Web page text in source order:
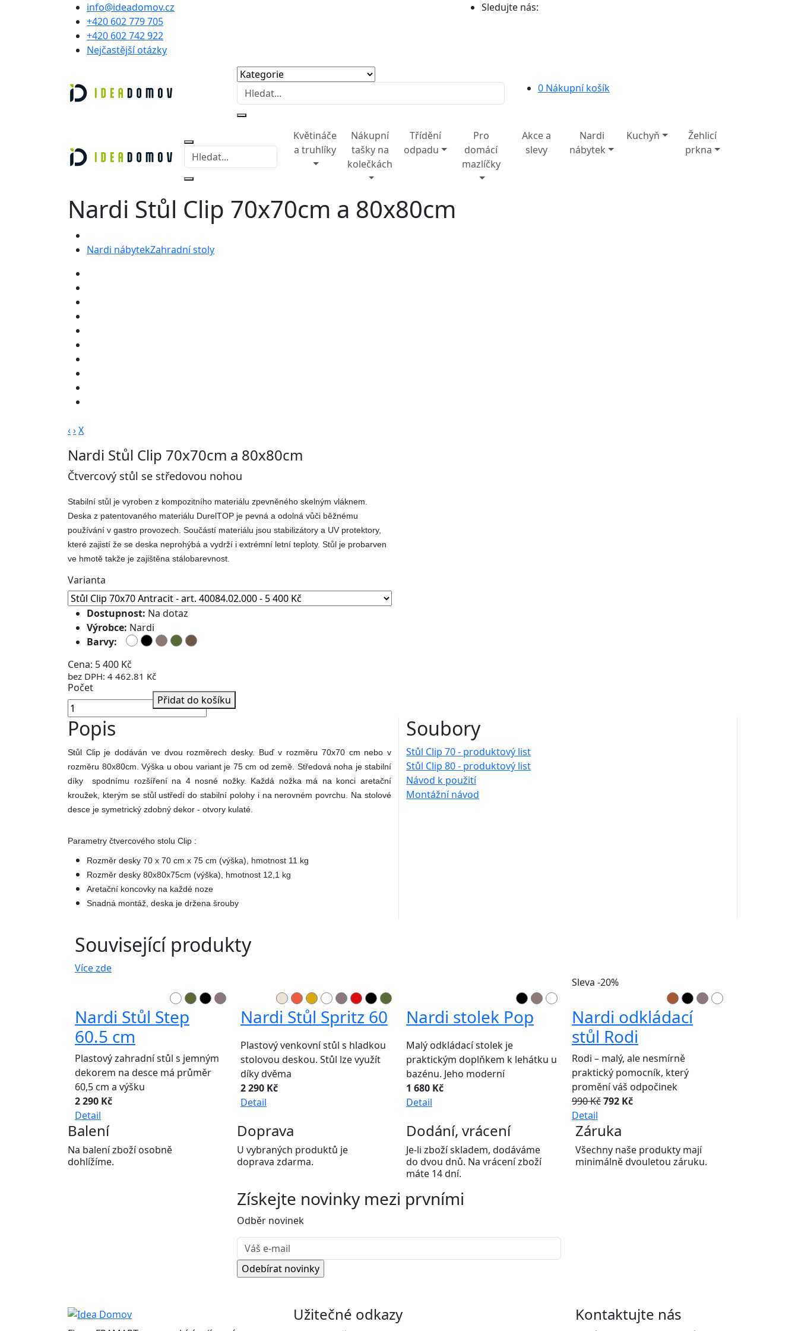
info@ideadomov.cz
+420 602 779 705
+420 602 742 922
Nejčastější otázky
Sledujte nás:
0 Nákupní košík
Květináče
a truhlíky
Nákupní
tašky na
kolečkách
Třídění
odpadu
Pro
domácí
mazlíčky
Akce a
slevy
Nardi
nábytek
Kuchyň
Žehlicí
prkna
Nardi Stůl Clip 70x70cm a 80x80cm
Nardi nábytekZahradní stoly
‹›X
Nardi Stůl Clip 70x70cm a 80x80cm
Čtvercový stůl se středovou nohou
Stabilní stůl je vyroben z kompozitního materiálu zpevněného skelným vláknem.
Deska z patentovaného materiálu DurelTOP je pevná a odolná vůči běžnému
používání v gastro provozech. Součástí materiálu jsou stabilizátory a UV protektory,
které zajistí že se deska neprohýbá a vydrží i extrémní letní teploty. Stůl je probarven
ve hmotě takže je zajištěna stálobarevnost.
Varianta
Dostupnost: Na dotaz
Výrobce: Nardi
Barvy:
Cena: 5 400 Kč
bez DPH: 4 462.81 Kč
Počet
Přidat do košíku
Popis
Stůl Clip je dodáván ve dvou rozměrech desky. Buď v rozměru 70x70 cm nebo v
rozměru 80x80cm. Výška u obou variant je 75 cm od země. Středová noha je stabilní
díky spodnímu rozšíření na 4 nosné nožky. Každá nožka má na konci aretační
kroužek, kterým se stůl ustředí do stabilní polohy i na nerovném povrchu. Na stolové
desce je symetrický zdobný dekor - otvory kulaté.
Parametry čtvercového stolu Clip :
Rozměr desky 70 x 70 cm x 75 cm (výška), hmotnost 11 kg
Rozměr desky 80x80x75cm (výška), hmotnost 12,1 kg
Aretační koncovky na každé noze
Snadná montáž, deska je držena šrouby
Soubory
Stůl Clip 70 - produktový list
Stůl Clip 80 - produktový list
Návod k použití
Montážní návod
Související produkty
Více zde
Nardi Stůl Step
60.5 cm
Plastový zahradní stůl s jemným
dekorem na desce má průměr
60,5 cm a výšku
2 290 Kč
Detail
Nardi Stůl Spritz 60
Plastový venkovní stůl s hladkou
stolovou deskou. Stůl lze využít
díky dvěma
2 290 Kč
Detail
Nardi stolek Pop
Malý odkládací stolek je
praktickým doplňkem k lehátku u
bazénu. Jeho moderní
1 680 Kč
Detail
Sleva -20%
Nardi odkládací
stůl Rodi
Rodi – malý, ale nesmírně
praktický pomocník, který
promění váš odpočinek
990 Kč792 Kč
Detail
Balení
Na balení zboží osobně
dohlížíme.
Doprava
U vybraných produktů je
doprava zdarma.
Dodání, vrácení
Je-li zboží skladem, dodáváme
do dvou dnů. Na vrácení zboží
máte 14 dní.
Záruka
Všechny naše produkty mají
minimálně dvouletou záruku.
Získejte novinky mezi prvními
Odběr novinek
Užitečné odkazy Kontaktujte nás